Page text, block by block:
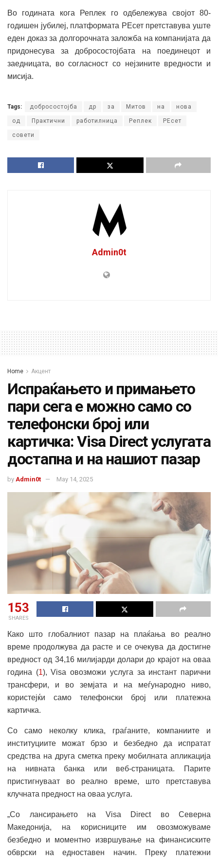
Во годината кога Реплек го одбележува својот 80-
годишен јубилеј, платформата РЕсет претставува уште
еден доказ за долгорочната заложба на компанијата да
придонесува за добросостојбата на поединецот и
заедницата, во согласност со нејзините вредности и
мисија.
Tags: добросостојба др за Митов на нова
од Практични работилница Реплек РЕсет
совети
Admin0t
Home Акцент
Испраќањето и примањето
пари сега е можно само со
телефонски број или
картичка: Visa Direct услугата
достапна и на нашиот пазар
by Admin0t May 14, 2025
153
SHARES
Како што глобалниот пазар на плаќања во реално
време продолжува да расте и се очекува да достигне
вредност од 34,16 милијарди долари до крајот на оваа
година (1), Visa овозможи услуга за инстант парични
трансфери, и во земјата и на меѓународно ниво,
користејќи само телефонски број или платежна
картичка.
Со само неколку клика, граѓаните, компаниите и
институциите можат брзо и безбедно да испратат
средства на друга сметка преку мобилната апликација
на нивната банка или веб-страницата. Парите
пристигнуваат во реално време, што претставува
клучната предност на оваа услуга.
„Со лансирањето на Visa Direct во Северна
Македонија, на корисниците им овозможуваме
безбедно и моментно извршување на финансиските
обврски на едноставен начин. Преку платежни